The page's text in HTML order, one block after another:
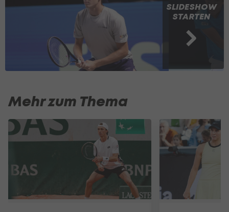
SLIDESHOW
STARTEN
Mehr zum Thema